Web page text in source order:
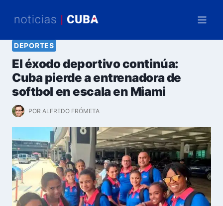
DEPORTES
El éxodo deportivo continúa:
Cuba pierde a entrenadora de
softbol en escala en Miami
POR ALFREDO FRÓMETA